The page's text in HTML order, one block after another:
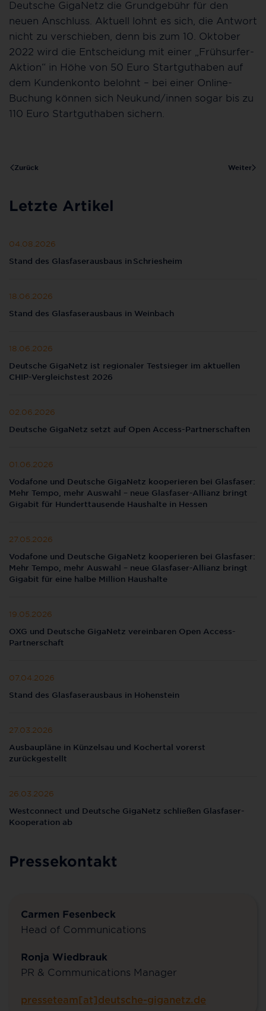
Deutsche GigaNetz die Grundgebühr für den
neuen Anschluss. Aktuell lohnt es sich, die Antwort
nicht zu verschieben, denn bis zum 10. Oktober
2022 wird die Entscheidung mit einer „Frühsurfer-
Aktion“ in Höhe von 50 Euro Startguthaben auf
dem Kundenkonto belohnt – bei einer Online-
Buchung können sich Neukund/innen sogar bis zu
110 Euro Startguthaben sichern.
Zurück Weiter
Letzte Artikel
04.08.2026
Stand des Glasfaserausbaus in Schriesheim
18.06.2026
Stand des Glasfaserausbaus in Weinbach
18.06.2026
Deutsche GigaNetz ist regionaler Testsieger im aktuellen
CHIP-Vergleichstest 2026
02.06.2026
Deutsche GigaNetz setzt auf Open Access-Partnerschaften
01.06.2026
Vodafone und Deutsche GigaNetz kooperieren bei Glasfaser:
Mehr Tempo, mehr Auswahl – neue Glasfaser-Allianz bringt
Gigabit für Hunderttausende Haushalte in Hessen
27.05.2026
Vodafone und Deutsche GigaNetz kooperieren bei Glasfaser:
Mehr Tempo, mehr Auswahl – neue Glasfaser-Allianz bringt
Gigabit für eine halbe Million Haushalte
19.05.2026
OXG und Deutsche GigaNetz vereinbaren Open Access-
Partnerschaft
07.04.2026
Stand des Glasfaserausbaus in Hohenstein
27.03.2026
Ausbaupläne in Künzelsau und Kochertal vorerst
zurückgestellt
26.03.2026
Westconnect und Deutsche GigaNetz schließen Glasfaser-
Kooperation ab
Pressekontakt
Carmen Fesenbeck
Head of Communications
Ronja Wiedbrauk
PR & Communications Manager
presseteam[at]deutsche-giganetz.de